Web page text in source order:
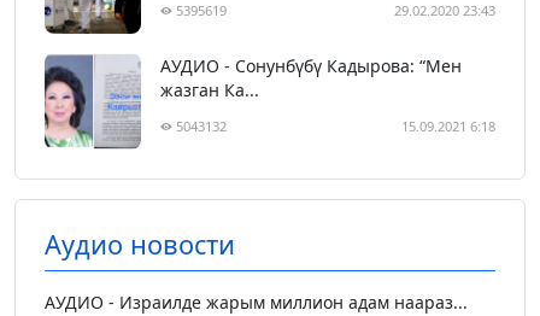
5395619 29.02.2020 23:43
АУДИО - Сонунбүбү Кадырова: “Мен
жазган Ка...
5043132 15.09.2021 6:18
Аудио новости
АУДИО - Израилде жарым миллион адам наараз...